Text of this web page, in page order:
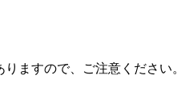
ますので、ご注意ください。